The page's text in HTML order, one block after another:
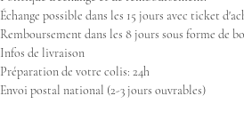
Échange possible dans les 15 jours avec ticket
Remboursement dans les 8 jours sous forme de
Infos de livraison
Préparation de votre colis: 24h
Envoi postal national (2-3 jours ouvrables)